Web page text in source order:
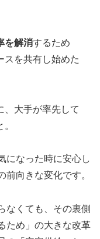
を解消するため
スを共有し始めた
、大手が率先して
になった時に安心し
向きな変化です。
なくても、その裏側
ため」の大きな改革